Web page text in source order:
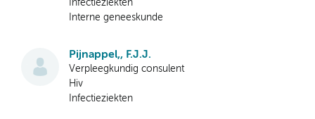
Infectieziekten
Interne geneeskunde
Pijnappel,, F.J.J.
Verpleegkundig consulent
Hiv
Infectieziekten